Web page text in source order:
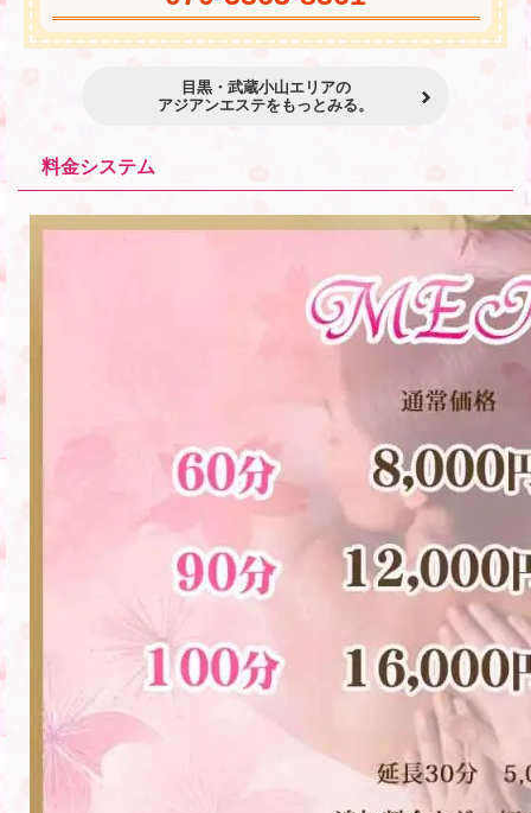
目黒・武蔵小山エリアの
アジアンエステをもっとみる。
料金システム